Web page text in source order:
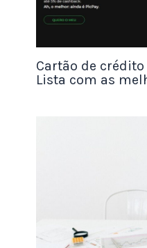
forma cada vez mais
Com o surgimento da
dos aplicativos, mais e
encontrando
É uma ótima maneira
em seus próprios
Cartão de
Lista com as